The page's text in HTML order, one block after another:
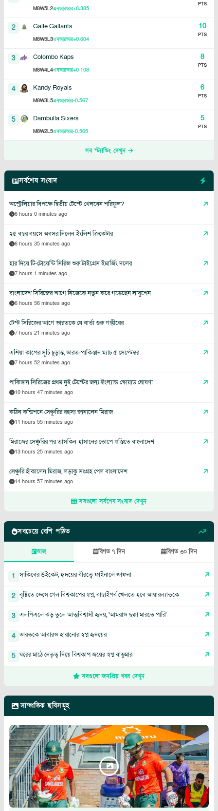
M8W5L2এনআরআর+0.385
PTS
2 Galle Gallants
M8W5L3এনআরআর+0.604
10
PTS
3 Colombo Kaps
M8W4L4এনআরআর+0.108
8
PTS
4 Kandy Royals
M8W3L5এনআরআর-0.567
6
PTS
5 Dambulla Sixers
M8W2L5এনআরআর-0.565
5
PTS
সব স্ট্যান্ডিং দেখুন
সর্বশেষ সংবাদ
অস্ট্রেলিয়ার বিপক্ষে দ্বিতীয় টেস্টে খেলবেন শরিফুল?
6 hours 0 minutes ago
২৫ বছর বয়সে অবসর নিলেন ইংলিশ ক্রিকেটার
6 hours 35 minutes ago
হার দিয়ে টি-টোয়েন্টি সিরিজ শুরু টাইগ্রেস ইমার্জিং দলের
7 hours 1 minutes ago
বাংলাদেশ সিরিজের আগে নিজেকে নতুন করে গড়েছেন লাবুশেন
6 hours 56 minutes ago
টেস্ট সিরিজের আগে ভারতকে যে বার্তা গুরু গম্ভীরের
7 hours 21 minutes ago
এশিয়া কাপের সূচি চূড়ান্ত, ভারত-পাকিস্তান ম্যাচ ৫ সেপ্টেম্বর
7 hours 52 minutes ago
পাকিস্তান সিরিজের প্রথম দুই টেস্টের জন্য ইংল্যান্ড স্কোয়াড ঘোষণা
10 hours 47 minutes ago
কঠিন কন্ডিশনে সেঞ্চুরির রহস্য জানালেন মিরাজ
11 hours 55 minutes ago
মিরাজের সেঞ্চুরির পর তাসকিন-হাসানের তোপে স্বস্তিতে বাংলাদেশ
13 hours 25 minutes ago
সেঞ্চুরি হাঁকালেন মিরাজ, লড়াকু সংগ্রহ পেল বাংলাদেশ
14 hours 57 minutes ago
সবগুলো সর্বশেষ সংবাদ দেখুন
সবচেয়ে বেশি পঠিত
আজ বিগত ৭ দিন বিগত ৩০ দিন
1 সাকিবের উইকেট, হৃদয়ের বীরত্বে ফাইনালে জাফনা
2 বৃষ্টিতে ভেসে গেল বিশ্বকাপের স্বপ্ন, বাছাইপর্ব খেলতে হবে আয়ারল্যান্ডকে
3 এলপিএলে ঝড় তুলে আত্মবিশ্বাসী হৃদয়, 'আমরাও ছক্কা মারতে পারি'
4 ভারতকে আবারও হারানোর স্বপ্ন হৃদয়ের
5 ঘরের মাঠে নেতৃত্ব দিয়ে বিশ্বকাপ জয়ের স্বপ্ন বাভুমার
সবগুলো জনপ্রিয় খবর দেখুন
সাম্প্রতিক ছবিসমূহ